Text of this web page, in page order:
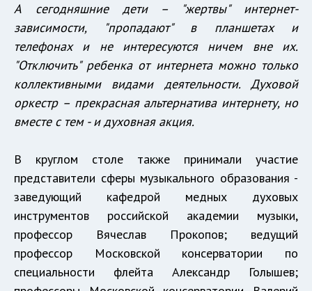
А сегодняшние дети – "жертвы" интернет-
зависимости, "пропадают" в планшетах и
телефонах и не интересуются ничем вне их.
"Отключить" ребенка от интернета можно только
коллективными видами деятельности. Духовой
оркестр – прекрасная альтернатива интернету, но
вместе с тем - и духовная акция.
В круглом столе также принимали участие
представители сферы музыкального образования -
заведующий кафедрой медных духовых
инструментов российской академии музыки,
профессор Вячеслав Прокопов; ведущий
профессор Московской консерватории по
специальности флейта Александр Голышев;